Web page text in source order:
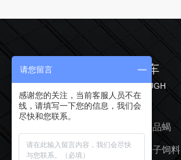
产品中心
PRODUCT
蝎子饲料
直通车
THROUGH
河南商品蝎
河南蝎子饲料
请您留言
感谢您的关注，当前客服人员不在
线，请填写一下您的信息，我们会
尽快和您联系。